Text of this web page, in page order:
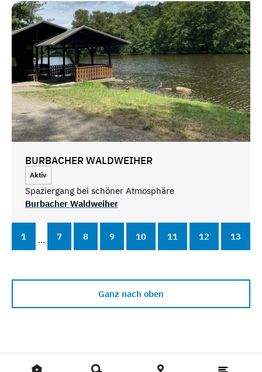
BURBACHER WALDWEIHER
Aktiv
Spaziergang bei schöner Atmosphäre
Burbacher Waldweiher
1 ... 7 8 9 10 11 12 13
Ganz nach oben